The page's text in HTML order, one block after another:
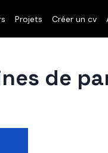
Projets Créer un cv
de